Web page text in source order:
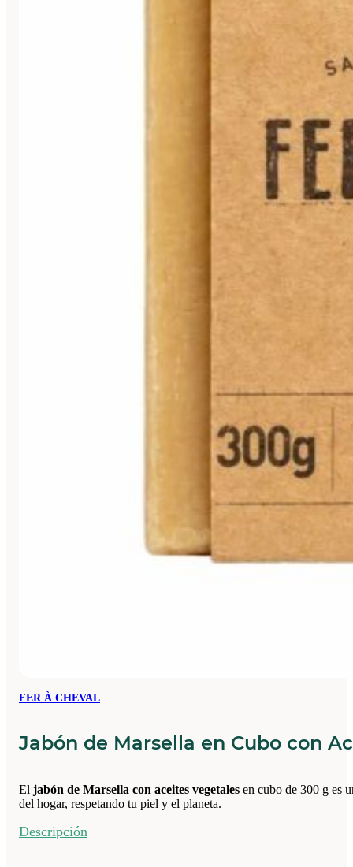
FER À CHEVAL
Jabón de Marsella en Cubo con
El jabón de Marsella con aceites vegetales en cubo de 300 g es
del hogar, respetando tu piel y el planeta.
Descripción